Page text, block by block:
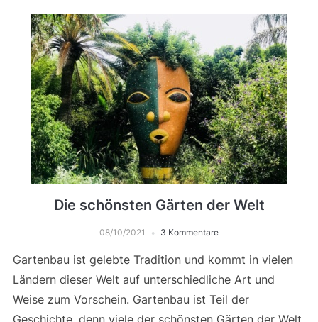
Die schönsten Gärten der Welt
08/10/2021 3 Kommentare
Gartenbau ist gelebte Tradition und kommt in vielen
Ländern dieser Welt auf unterschiedliche Art und
Weise zum Vorschein. Gartenbau ist Teil der
Geschichte, denn viele der schönsten Gärten der Welt